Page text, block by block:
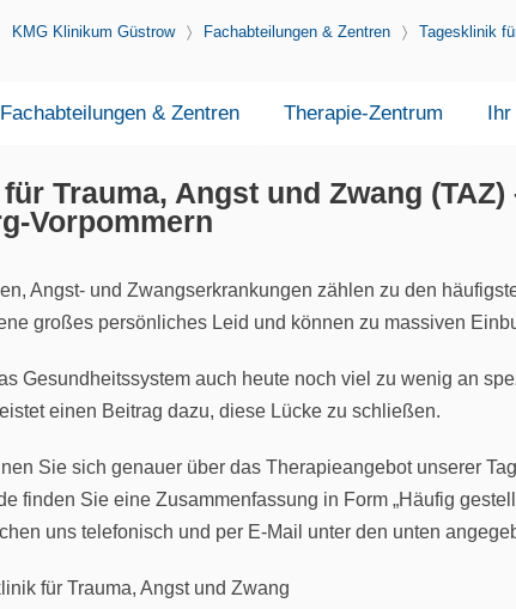
KMG Klinikum Güstrow Fachabteilungen & Zentren Tagesklinik
Fachabteilungen & Zentren Therapie-Zentrum Ihr
Trauma, Angst und Zwang
Vorpommern
Angst- und Zwangserkrankungen zählen zu den
großes persönliches Leid und können zu massiven
Gesundheitssystem auch heute noch viel zu wenig an
einen Beitrag dazu, diese Lücke zu schließen.
Sie sich genauer über das Therapieangebot unserer
finden Sie eine Zusammenfassung in Form „Häufig
uns telefonisch und per E-Mail unter den unten
für Trauma, Angst und Zwang